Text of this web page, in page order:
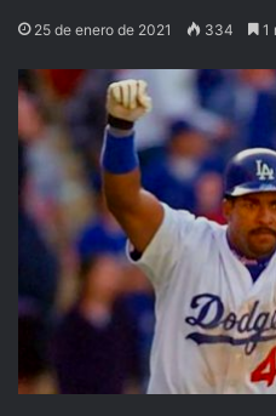
25 de enero de 2021 334 1